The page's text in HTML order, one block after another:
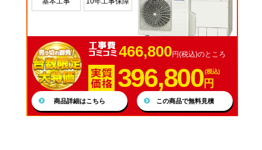
466,800円(税込)のところ
396,800(税込)
円
商品詳細はこちら この商品で無料見積